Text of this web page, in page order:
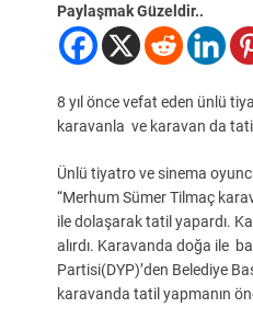
Paylaşmak Güzeldir..
8 yıl önce vefat eden ünlü
karavanla ve karavan da
Ünlü tiyatro ve sinema
“Merhum Sümer Tilmaç
ile dolaşarak tatil yapardı.
alırdı. Karavanda doğa ile
Partisi(DYP)’den Belediye
karavanda tatil yapmanın